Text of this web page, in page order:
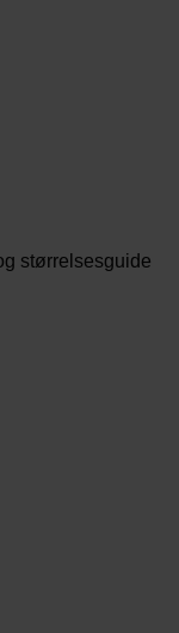
størrelsesguide